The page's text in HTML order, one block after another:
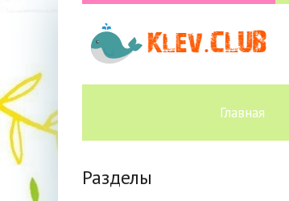
Главная
Разделы